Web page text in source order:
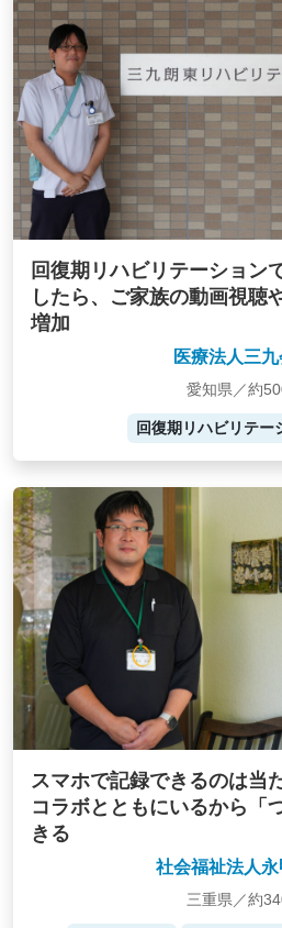
回復期リハビリテーション
したら、ご家族の動画視聴
増加
医療法人三
愛知県／約
回復期リハビリテー
スマホで記録できるのは当
コラボとともにいるから「
きる
社会福祉法人
三重県／約